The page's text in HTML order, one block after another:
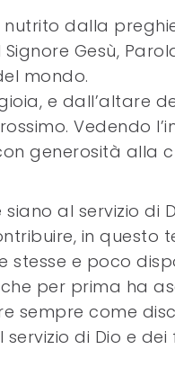
nutrito dalla
Gesù,
mondo.
e dall’altare
Vedendo
generosità alla
al servizio di
in questo
stesse e poco
per prima ha
sempre come
di Dio e dei